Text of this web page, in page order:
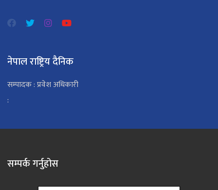
नेपाल राष्ट्रिय दैनिक
सम्पादक : प्रवेश अधिकारी
:
सम्पर्क गर्नुहोस